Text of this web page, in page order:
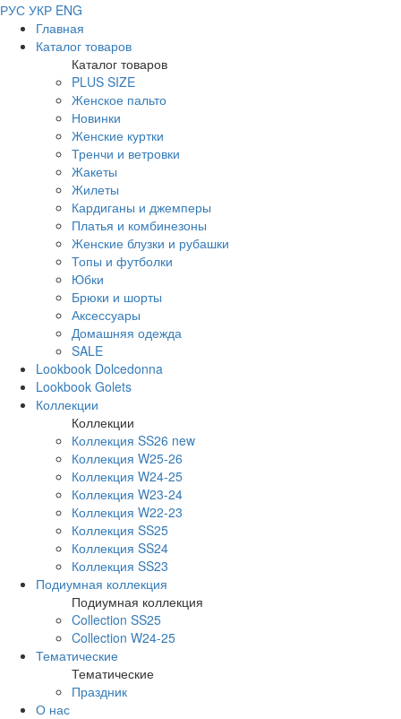
РУС УКР ENG
Главная
Каталог товаров
Каталог товаров
PLUS SIZE
Женское пальто
Новинки
Женские куртки
Тренчи и ветровки
Жакеты
Жилеты
Кардиганы и джемперы
Платья и комбинезоны
Женские блузки и рубашки
Топы и футболки
Юбки
Брюки и шорты
Аксессуары
Домашняя одежда
SALE
Lookbook Dolcedonna
Lookbook Golets
Коллекции
Коллекции
Коллекция SS26 new
Коллекция W25-26
Коллекция W24-25
Коллекция W23-24
Коллекция W22-23
Коллекция SS25
Коллекция SS24
Коллекция SS23
Подиумная коллекция
Подиумная коллекция
Collection SS25
Collection W24-25
Тематические
Тематические
Праздник
О нас